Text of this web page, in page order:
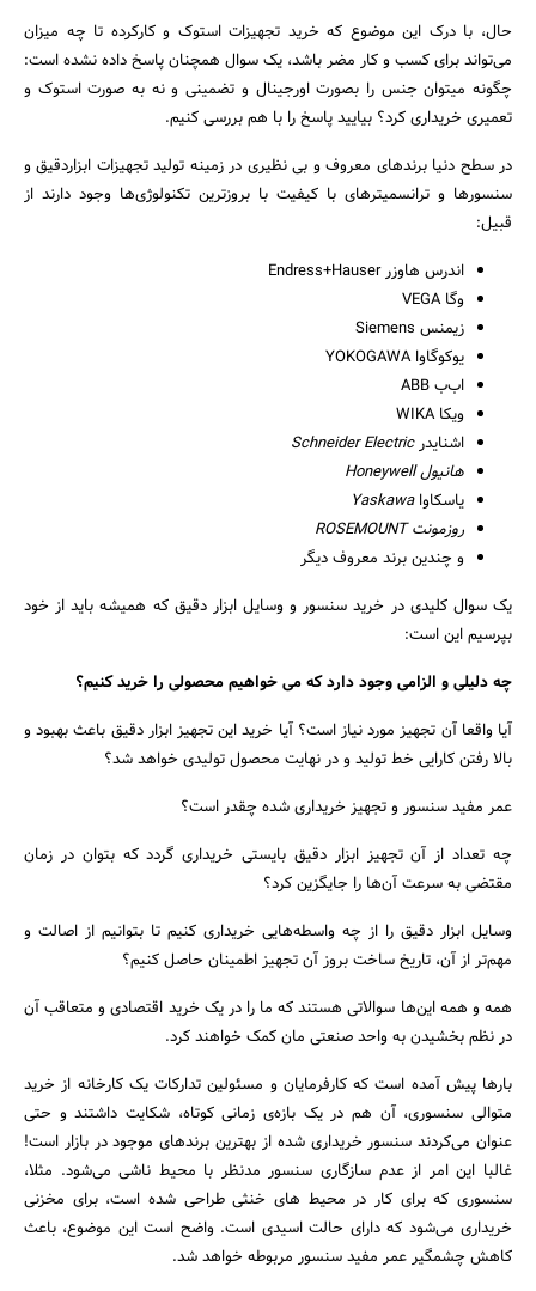
حال، با درک این موضوع که خرید تجهیزات استوک و کارکرده تا چه میزان
می‌تواند برای کسب و کار مضر باشد، یک سوال همچنان پاسخ داده نشده است:
چگونه میتوان جنس را بصورت اورجینال و تضمینی و نه به صورت استوک و
تعمیری خریداری کرد؟ بیایید پاسخ را با هم بررسی کنیم.
در سطح دنیا برندهای معروف و بی نظیری در زمینه تولید تجهیزات ابزاردقیق و
سنسور‌ها و ترانسمیتر‌های با کیفیت با بروزترین تکنولوژی‌ها وجود دارند از
قبیل:
اندرس هاوزر Endress+Hauser
وگا VEGA
زیمنس Siemens
یوکوگاوا YOKOGAWA
اب‌ب ABB
ویکا WIKA
اشنایدرSchneider Electric
هانیولHoneywell
یاسکاواYaskawa
روزمونتROSEMOUNT
و چندین برند معروف دیگر
یک سوال کلیدی در خرید سنسور و وسایل ابزار دقیق که همیشه باید از خود
بپرسیم این است:
چه دلیلی و الزامی وجود دارد که می خواهیم محصولی را خرید کنیم؟
آیا واقعا آن تجهیز مورد نیاز است؟ آیا خرید این تجهیز ابزار دقیق باعث بهبود و
بالا رفتن کارایی خط تولید و در نهایت محصول تولیدی خواهد شد؟
عمر مفید سنسور و تجهیز خریداری شده چقدر است؟
چه تعداد از آن تجهیز ابزار دقیق بایستی خریداری گردد که بتوان در زمان
مقتضی به سرعت آن‌ها را جایگزین کرد؟
وسایل ابزار دقیق را از چه واسطه‌هایی خریداری کنیم تا بتوانیم از اصالت و
مهم‌تر از آن، تاریخ ساخت بروز آن تجهیز اطمینان حاصل کنیم؟
همه و همه این‌ها سوالاتی هستند که ما را در یک خرید اقتصادی و متعاقب آن
در نظم بخشیدن به واحد صنعتی مان کمک خواهند کرد.
بارها پیش آمده است که کارفرمایان و مسئولین تدارکات یک کارخانه از خرید
متوالی سنسوری، آن هم در یک بازه‌ی زمانی کوتاه، شکایت داشتند و حتی
عنوان می‌کردند سنسور خریداری شده از بهترین برندهای موجود در بازار است!
غالبا این امر از عدم سازگاری سنسور مدنظر با محیط ناشی می‌شود. مثلا،
سنسوری که برای کار در محیط های خنثی طراحی شده است، برای مخزنی
خریداری می‌شود که دارای حالت اسیدی است. واضح است این موضوع، باعث
کاهش چشمگیر عمر مفید سنسور مربوطه خواهد شد.